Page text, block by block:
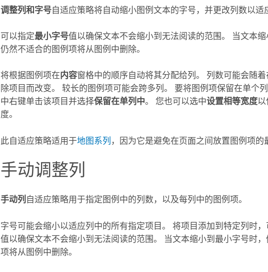
调整列和字号自适应策略将自动缩小图例文本的字号，并更改列数以适
可以指定最小字号值以确保文本不会缩小到无法阅读的范围。 当文本缩
仍然不适合的图例项将从图例中删除。
将根据图例项在内容窗格中的顺序自动将其分配给列。 列数可能会随
除项目而改变。 较长的图例项可能会跨多列。 要将图例项保留在单个
中右键单击该项目并选择保留在单列中。 您也可以选中设置相等宽度
度。
此自适应策略适用于地图系列 ，因为它是避免在页面之间放置图例项的
手动调整列
手动列 自适应策略用于指定图例中的列数，以及每列中的图例项。
字号可能会缩小以适应列中的所有指定项目。 将项目添加到特定列时
值以确保文本不会缩小到无法阅读的范围。 当文本缩小到最小字号时，
项将从图例中删除。